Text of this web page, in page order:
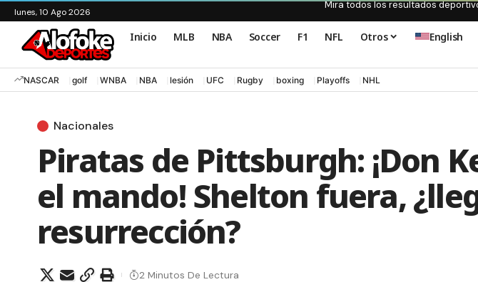
lunes, 10 Ago 2026
Mira todos los resultados
Inicio MLB NBA Soccer F1 NFL Otros English
NASCAR golf WNBA NBA lesión UFC Rugby boxing Playoffs NHL
Nacionales
Piratas de Pittsburgh: ¡Don
el mando! Shelton fuera,
resurrección?
2 Minutos De Lectura